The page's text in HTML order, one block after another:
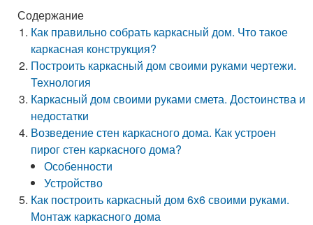
Содержание
Как правильно собрать каркасный дом. Что такое
каркасная конструкция?
Построить каркасный дом своими руками чертежи.
Технология
Каркасный дом своими руками смета. Достоинства и
недостатки
Возведение стен каркасного дома. Как устроен
пирог стен каркасного дома?
Особенности
Устройство
Как построить каркасный дом 6х6 своими руками.
Монтаж каркасного дома